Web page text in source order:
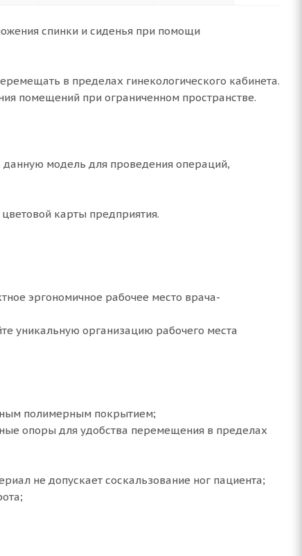
спинки и сиденья при помощи
в пределах гинекологического кабинета.
помещений при ограниченном пространстве.
данную модель для проведения операций,
карты предприятия.
эргономичное рабочее место врача-
уникальную организацию рабочего места
полимерным покрытием;
опоры для удобства перемещения в пределах
не допускает соскальзование ног пациента;